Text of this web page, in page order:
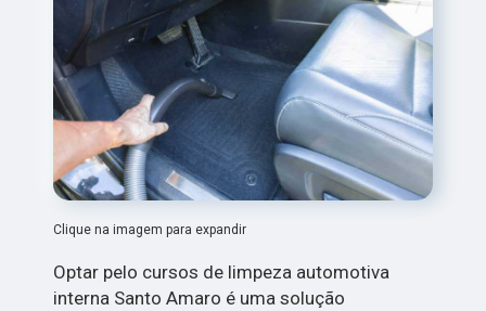
Clique na imagem para expandir
Optar pelo cursos de limpeza automotiva
interna Santo Amaro é uma solução